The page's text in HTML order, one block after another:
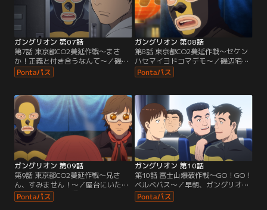
ガングリオン 第07話
第7話 東京都CO2蔓延作戦～まさ
か！正義と付き合うなんて～／磯辺
がホープマンの自宅を訪問し、そこ
で出会ったのは義理の妹ユミコ。妻
合うなんて、、、」
ガングリオン 第08話
第8話 東京都CO2蔓延作戦～セケン
ハセマイヨドコマデモ～／磯辺宅に
現れたホープマン。磯辺行きつけの
屋台で男同士2人で酒を酌み交わ
ガングリオン 第09話
第9話 東京都CO2蔓延作戦～兄さ
ん、すみません！～／屋台にいた磯
辺とホープマンの携帯から作戦の出
動命令が。CO2蔓延作戦でホープマ
ガングリオン 第10話
第10話 富士山爆破作戦～GO！GO！
ベルベバス～／早朝、ガングリオン
専用ベルベバスで出発するベルベ軍
団。中にはアルバイト隊員も。磯辺